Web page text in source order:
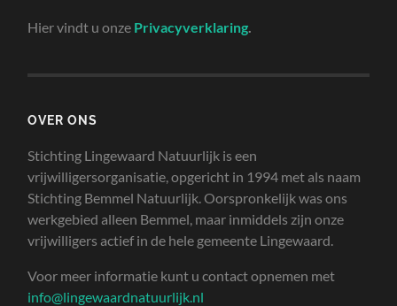
Hier vindt u onze Privacyverklaring.
OVER ONS
Stichting Lingewaard Natuurlijk is een
vrijwilligersorganisatie, opgericht in 1994 met als naam
Stichting Bemmel Natuurlijk. Oorspronkelijk was ons
werkgebied alleen Bemmel, maar inmiddels zijn onze
vrijwilligers actief in de hele gemeente Lingewaard.
Voor meer informatie kunt u contact opnemen met
info@lingewaardnatuurlijk.nl